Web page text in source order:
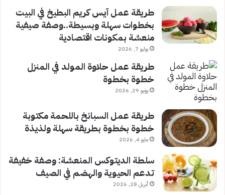
طريقة عمل آيس كريم البطيخ في البيت
بخطوات سهلة وبسيطة..وصفة صيفية
منعشة بمكونات اقتصادية
يوليو 7, 2026
طريقة عمل حلاوة المولد في المنزل
خطوة بخطوة
يونيو 29, 2026
طريقة عمل السبانخ باللحمة مكتوبة
خطوة بخطوة بطريقة سهلة ولذيذة
مايو 4, 2026
سلطة الديتوكس المنعشة: وصفة خفيفة
تدعم الحيوية والهضم في الصيف
أبريل 28, 2026